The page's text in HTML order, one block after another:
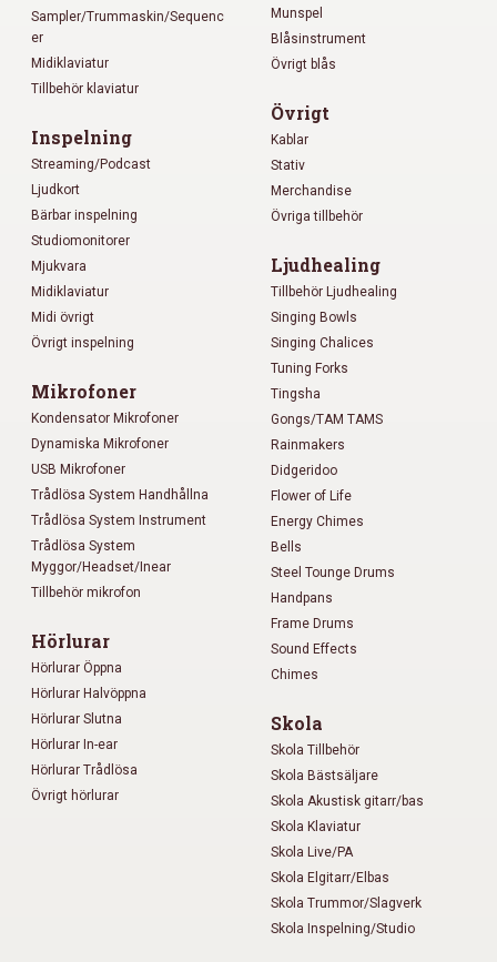
Sampler/Trummaskin/Sequenc
er
Midiklaviatur
Tillbehör klaviatur
Inspelning
Streaming/Podcast
Ljudkort
Bärbar inspelning
Studiomonitorer
Mjukvara
Midiklaviatur
Midi övrigt
Övrigt inspelning
Mikrofoner
Kondensator Mikrofoner
Dynamiska Mikrofoner
USB Mikrofoner
Trådlösa System Handhållna
Trådlösa System Instrument
Trådlösa System
Myggor/Headset/Inear
Tillbehör mikrofon
Hörlurar
Hörlurar Öppna
Hörlurar Halvöppna
Hörlurar Slutna
Hörlurar In-ear
Hörlurar Trådlösa
Övrigt hörlurar
Munspel
Blåsinstrument
Övrigt blås
Övrigt
Kablar
Stativ
Merchandise
Övriga tillbehör
Ljudhealing
Tillbehör Ljudhealing
Singing Bowls
Singing Chalices
Tuning Forks
Tingsha
Gongs/TAM TAMS
Rainmakers
Didgeridoo
Flower of Life
Energy Chimes
Bells
Steel Tounge Drums
Handpans
Frame Drums
Sound Effects
Chimes
Skola
Skola Tillbehör
Skola Bästsäljare
Skola Akustisk gitarr/bas
Skola Klaviatur
Skola Live/PA
Skola Elgitarr/Elbas
Skola Trummor/Slagverk
Skola Inspelning/Studio